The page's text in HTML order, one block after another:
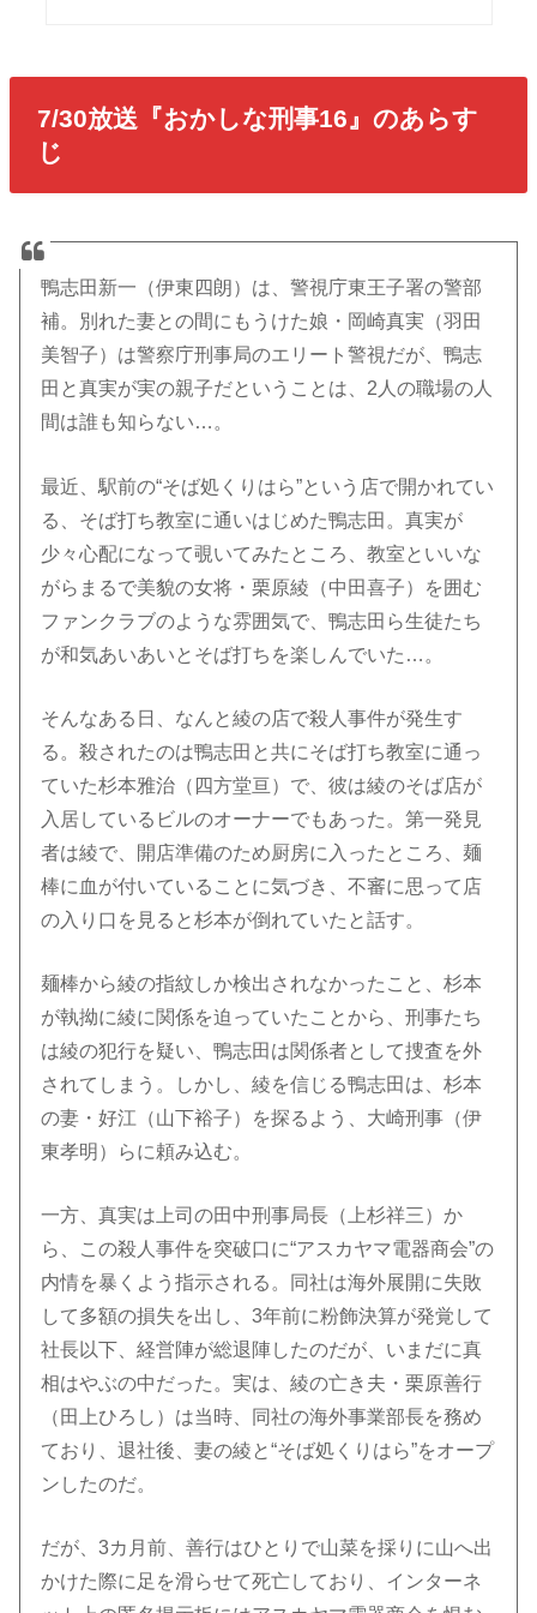
7/30放送『おかしな刑事16』のあらす
じ
鴨志田新一（伊東四朗）は、警視庁東王子署の警部
補。別れた妻との間にもうけた娘・岡崎真実（羽田
美智子）は警察庁刑事局のエリート警視だが、鴨志
田と真実が実の親子だということは、2人の職場の人
間は誰も知らない…。
最近、駅前の“そば処くりはら”という店で開かれてい
る、そば打ち教室に通いはじめた鴨志田。真実が
少々心配になって覗いてみたところ、教室といいな
がらまるで美貌の女将・栗原綾（中田喜子）を囲む
ファンクラブのような雰囲気で、鴨志田ら生徒たち
が和気あいあいとそば打ちを楽しんでいた…。
そんなある日、なんと綾の店で殺人事件が発生す
る。殺されたのは鴨志田と共にそば打ち教室に通っ
ていた杉本雅治（四方堂亘）で、彼は綾のそば店が
入居しているビルのオーナーでもあった。第一発見
者は綾で、開店準備のため厨房に入ったところ、麺
棒に血が付いていることに気づき、不審に思って店
の入り口を見ると杉本が倒れていたと話す。
麺棒から綾の指紋しか検出されなかったこと、杉本
が執拗に綾に関係を迫っていたことから、刑事たち
は綾の犯行を疑い、鴨志田は関係者として捜査を外
されてしまう。しかし、綾を信じる鴨志田は、杉本
の妻・好江（山下裕子）を探るよう、大崎刑事（伊
東孝明）らに頼み込む。
一方、真実は上司の田中刑事局長（上杉祥三）か
ら、この殺人事件を突破口に“アスカヤマ電器商会”の
内情を暴くよう指示される。同社は海外展開に失敗
して多額の損失を出し、3年前に粉飾決算が発覚して
社長以下、経営陣が総退陣したのだが、いまだに真
相はやぶの中だった。実は、綾の亡き夫・栗原善行
（田上ひろし）は当時、同社の海外事業部長を務め
ており、退社後、妻の綾と“そば処くりはら”をオープ
ンしたのだ。
だが、3カ月前、善行はひとりで山菜を採りに山へ出
かけた際に足を滑らせて死亡しており、インターネ